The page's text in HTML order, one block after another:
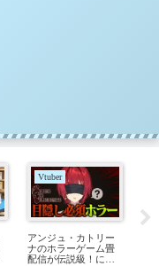
Vtuber
アンジュ・カトリー
ナのホラーゲーム畳
配信が伝説級！にじ